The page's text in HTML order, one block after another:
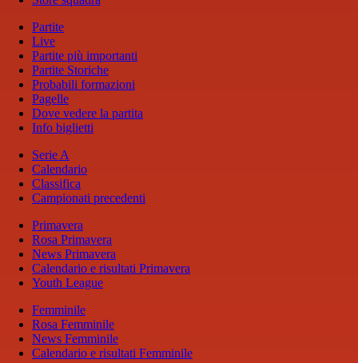
Partite
Live
Partite più importanti
Partite Storiche
Probabili formazioni
Pagelle
Dove vedere la partita
Info biglietti
Serie A
Calendario
Classifica
Campionati precedenti
Primavera
Rosa Primavera
News Primavera
Calendario e risultati Primavera
Youth League
Femminile
Rosa Femminile
News Femminile
Calendario e risultati Femminile